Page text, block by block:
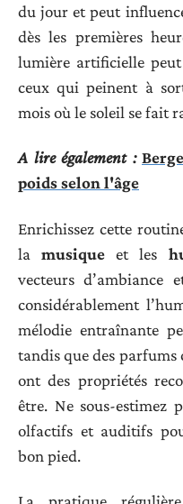
du jour et peut
dès les premières
lumière artificielle
ceux qui peinent à
mois où le soleil se fait
A lire également :
poids selon l'âge
Enrichissez cette
lamusique et les
vecteurs d’ambiance
considérablement
mélodie entraînante
tandis que des
ont des propriétés
être. Ne sous-estimez
olfactifs et auditifs
bon pied.